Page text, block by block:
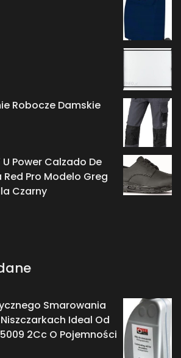
Robocze Damskie
Power Calzado De
Pro Modelo Greg
Czarny
Smarowania
Ideal Od
2Cc O Pojemności